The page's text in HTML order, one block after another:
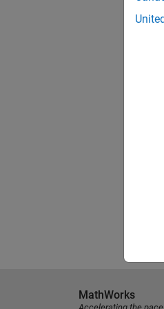
MathWorks